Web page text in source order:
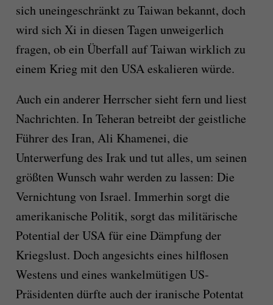
sich uneingeschränkt zu Taiwan bekannt, doch
wird sich Xi in diesen Tagen unweigerlich
fragen, ob ein Überfall auf Taiwan wirklich zu
einem Krieg mit den USA eskalieren würde.
Auch ein anderer Herrscher sieht fern und liest
Nachrichten. In Teheran betreibt der geistliche
Führer des Iran, Ali Khamenei, die
Unterwerfung des Irak und tut alles, um seinen
größten Wunsch wahr werden zu lassen: Die
Vernichtung von Israel. Immerhin sorgt die
amerikanische Politik, sorgt das militärische
Potential der USA für eine Dämpfung der
Kriegslust. Doch angesichts eines hilflosen
Westens und eines wankelmütigen US-
Präsidenten dürfte auch der iranische Potentat